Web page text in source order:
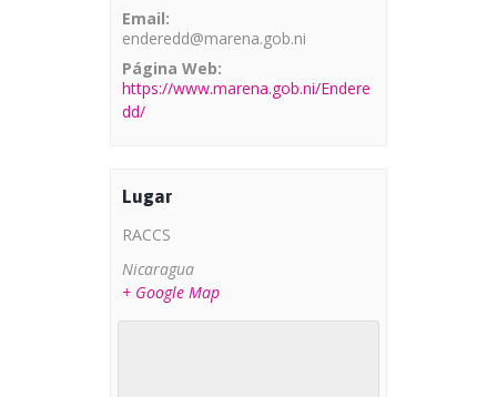
Email:
enderedd@marena.gob.ni
Página Web:
https://www.marena.gob.ni/Endere
dd/
Lugar
RACCS
Nicaragua
+ Google Map